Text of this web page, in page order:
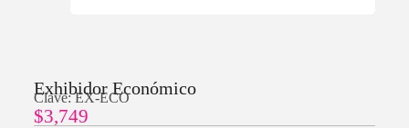
Exhibidor Económico
Clave: EX-ECO
$3,749